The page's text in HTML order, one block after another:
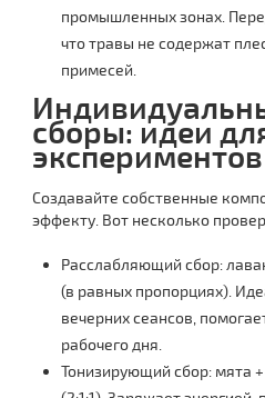
промышленных зонах.
что травы не содержат
примесей.
сборы: идеи
экспериментов
Создавайте собственные
эффекту. Вот несколько
Расслабляющий сбор:
(в равных пропорциях).
вечерних сеансов,
рабочего дня.
Тонизирующий сбор: мята